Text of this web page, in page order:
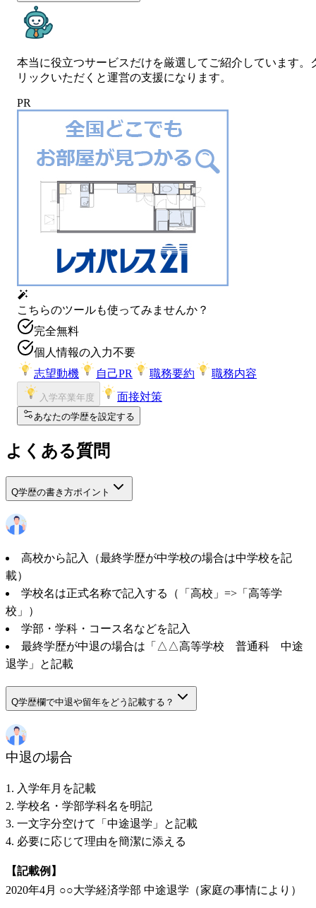
本当に役立つサービスだけを厳選してご紹介しています。
リックいただくと運営の支援になります。
PR
こちらのツールも使ってみませんか？
完全無料
個人情報の入力不要
志望動機
自己PR 職務要約 職務内容
入学卒業年度 面接対策
あなたの学歴を設定する
よくある質問
Q学歴の書き方ポイント
高校から記入（最終学歴が中学校の場合は中学校を記
載）
学校名は正式名称で記入する（「高校」=>「高等学
校」）
学部・学科・コース名などを記入
最終学歴が中退の場合は「△△高等学校 普通科 中途
退学」と記載
Q学歴欄で中退や留年をどう記載する？
中退の場合
入学年月を記載
学校名・学部学科名を明記
一文字分空けて「中途退学」と記載
必要に応じて理由を簡潔に添える
【記載例】
2020年4月 ○○大学経済学部 中途退学（家庭の事情により）